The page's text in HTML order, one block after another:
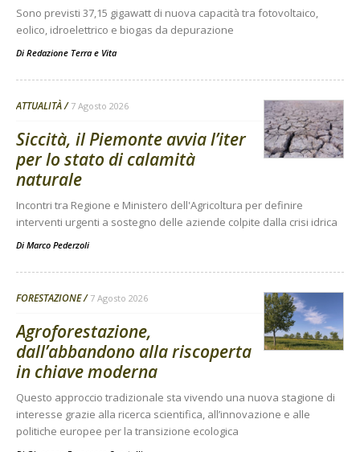
Sono previsti 37,15 gigawatt di nuova capacità tra fotovoltaico,
eolico, idroelettrico e biogas da depurazione
Di Redazione Terra e Vita
ATTUALITÀ 7 Agosto 2026
Siccità, il Piemonte avvia l’iter
per lo stato di calamità
naturale
Incontri tra Regione e Ministero dell'Agricoltura per definire
interventi urgenti a sostegno delle aziende colpite dalla crisi idrica
Di Marco Pederzoli
FORESTAZIONE 7 Agosto 2026
Agroforestazione,
dall’abbandono alla riscoperta
in chiave moderna
Questo approccio tradizionale sta vivendo una nuova stagione di
interesse grazie alla ricerca scientifica, all’innovazione e alle
politiche europee per la transizione ecologica